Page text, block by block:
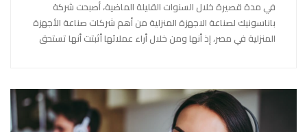
في مدة قصيرة خلال السنوات القليلة الماضية، أصبحت شركة
باناسونيك لصناعة الاجهزة المنزلية من أهم شركات صناعة الأجهزة
المنزلية في مصر، إذ أنها ومن خلال أراء عملائها أثبتت أنها تستحق